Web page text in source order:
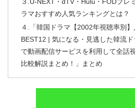
ラマおすすめ人気ランキングとは？
４.「韓国ドラマ【2002年視聴率別
BEST12 | 気になる・見逃した韓流
で動画配信サービスを利用して全話
比較解説まとめ！」まとめ